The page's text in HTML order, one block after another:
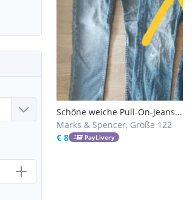
Schöne weiche Pull-On-Jeans
v. M&S, Gr. 122
Marks & Spencer, Größe 122
€ 8
PayLivery